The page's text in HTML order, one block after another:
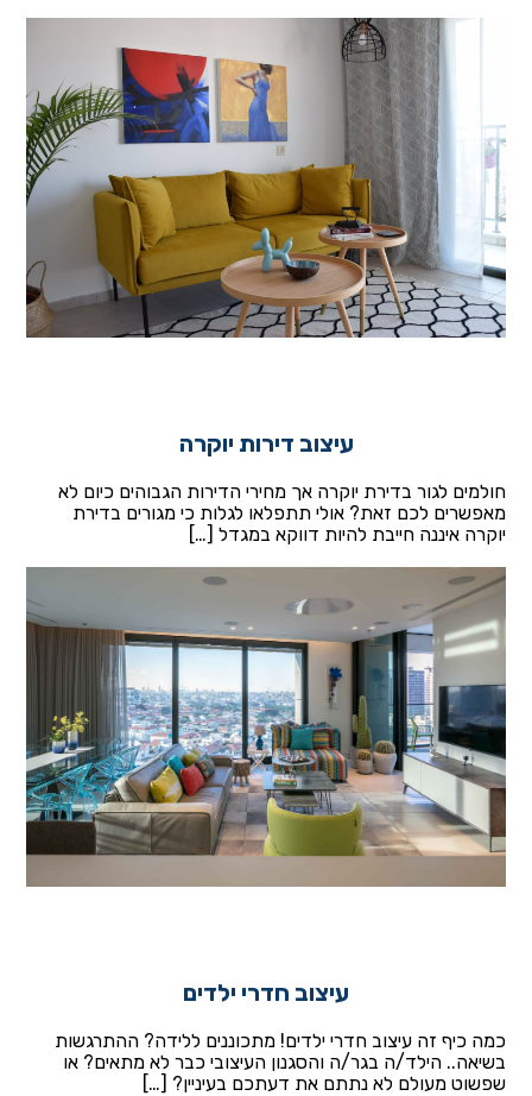
עיצוב דירות יוקרה
חולמים לגור בדירת יוקרה אך מחירי הדירות הגבוהים כיום לא
מאפשרים לכם זאת? אולי תתפלאו לגלות כי מגורים בדירת
יוקרה איננה חייבת להיות דווקא במגדל […]
עיצוב חדרי ילדים
כמה כיף זה עיצוב חדרי ילדים! מתכוננים ללידה? ההתרגשות
בשיאה.. הילד/ה בגר/ה והסגנון העיצובי כבר לא מתאים? או
שפשוט מעולם לא נתתם את דעתכם בעיניין? […]